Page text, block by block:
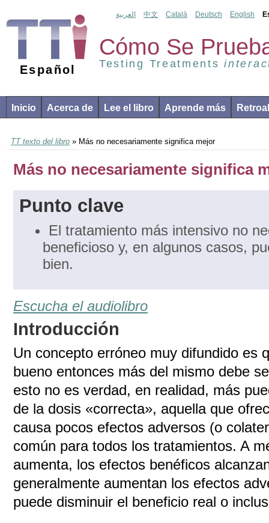
Español
Cómo Se
Testing Treatments
العربية 中文 Català Deutsch English
Inicio Acerca de Lee el libro Aprende más
TT texto del libro » Más no necesariamente significa mejor
Más no necesariamente significa
Punto clave
El tratamiento más intensivo no
beneficioso y, en algunos casos,
bien.
Escucha el audiolibro
Introducción
Un concepto erróneo muy difundido es
bueno entonces más del mismo debe
esto no es verdad, en realidad, más
de la dosis «correcta», aquella que
causa pocos efectos adversos (o
común para todos los tratamientos. A
aumenta, los efectos benéficos
generalmente aumentan los efectos
puede disminuir el beneficio real o